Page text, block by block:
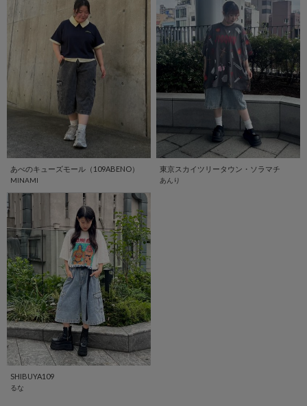
あべのキューズモール（109ABENO）
MINAMI
東京スカイツリータウン・ソラマチ
あんり
SHIBUYA109
るな